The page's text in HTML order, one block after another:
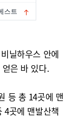
닐하우스 안에
은 바 있다.
등 총 14곳에 맨
4곳에 맨발산책